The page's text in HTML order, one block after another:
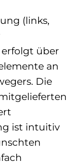
(links,
erfolgt über
an
Die
ist intuitiv